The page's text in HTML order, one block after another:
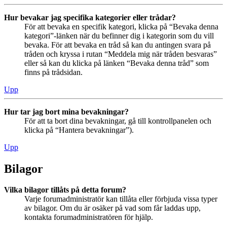
Hur bevakar jag specifika kategorier eller trådar?
För att bevaka en specifik kategori, klicka på “Bevaka denna
kategori”-länken när du befinner dig i kategorin som du vill
bevaka. För att bevaka en tråd så kan du antingen svara på
tråden och kryssa i rutan “Meddela mig när tråden besvaras”
eller så kan du klicka på länken “Bevaka denna tråd” som
finns på trådsidan.
Upp
Hur tar jag bort mina bevakningar?
För att ta bort dina bevakningar, gå till kontrollpanelen och
klicka på “Hantera bevakningar”).
Upp
Bilagor
Vilka bilagor tillåts på detta forum?
Varje forumadministratör kan tillåta eller förbjuda vissa typer
av bilagor. Om du är osäker på vad som får laddas upp,
kontakta forumadministratören för hjälp.